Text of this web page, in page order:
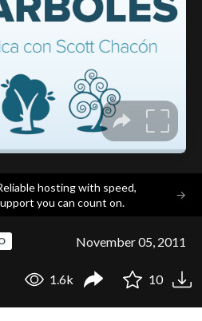
hosting with speed,
you can count on.
→
November 05, 2011
1.6k 10